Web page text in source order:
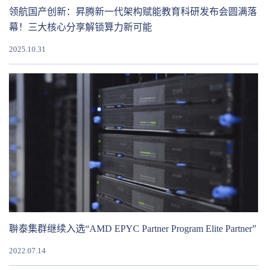
领航国产创新：昇腾新一代架构赋能教育科研发布会圆满落
幕！三大核心分享解锁算力新可能
2025.10.31
聨泰集群继续入选“AMD EPYC Partner Program Elite Partner”
2022.07.14